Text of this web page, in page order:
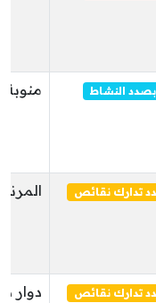
بصدد النشاط منوبة
تدارك نقائص
تدارك نقائص دوار